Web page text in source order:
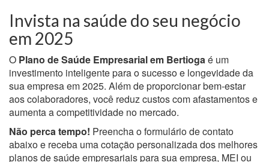
Invista na saúde do seu negócio
em 2025
O Plano de Saúde Empresarial em Bertiogaé um
investimento inteligente para o sucesso e longevidade da
sua empresa em 2025. Além de proporcionar bem-estar
aos colaboradores, você reduz custos com afastamentos e
aumenta a competitividade no mercado.
Não perca tempo! Preencha o formulário de contato
abaixo e receba uma cotação personalizada dos melhores
planos de saúde empresariais para sua empresa, MEI ou